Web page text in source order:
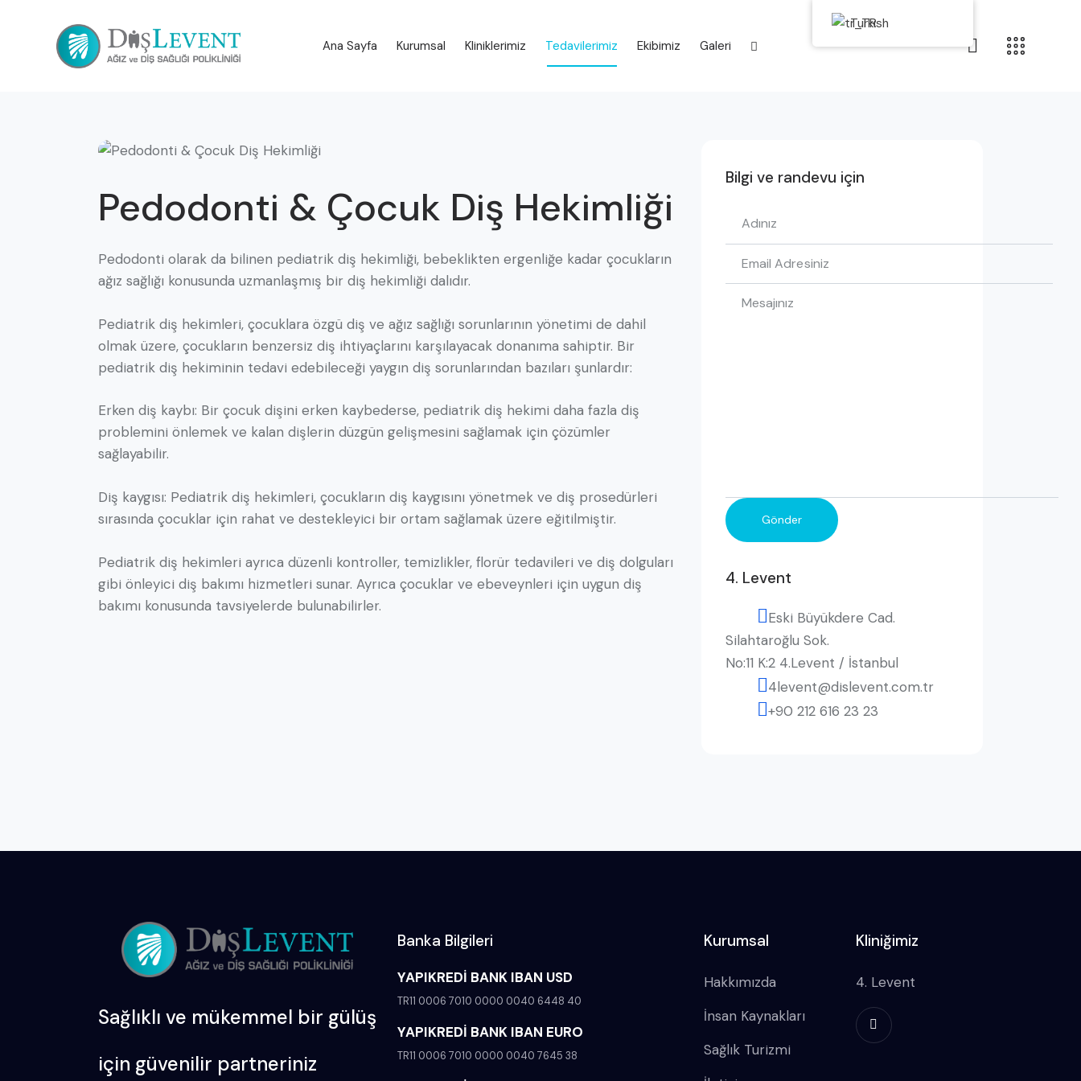
Ana Sayfa Kurumsal Kliniklerimiz Tedavilerimiz Ekibimiz Galeri
Pedodonti & Çocuk Diş Hekimliği
Pedodonti olarak da bilinen pediatrik diş hekimliği, bebeklikten ergenliğe kadar çocukların
ağız sağlığı konusunda uzmanlaşmış bir diş hekimliği dalıdır.
Pediatrik diş hekimleri, çocuklara özgü diş ve ağız sağlığı sorunlarının yönetimi de dahil
olmak üzere, çocukların benzersiz diş ihtiyaçlarını karşılayacak donanıma sahiptir. Bir
pediatrik diş hekiminin tedavi edebileceği yaygın diş sorunlarından bazıları şunlardır:
Erken diş kaybı: Bir çocuk dişini erken kaybederse, pediatrik diş hekimi daha fazla diş
problemini önlemek ve kalan dişlerin düzgün gelişmesini sağlamak için çözümler
sağlayabilir.
Diş kaygısı: Pediatrik diş hekimleri, çocukların diş kaygısını yönetmek ve diş prosedürleri
sırasında çocuklar için rahat ve destekleyici bir ortam sağlamak üzere eğitilmiştir.
Pediatrik diş hekimleri ayrıca düzenli kontroller, temizlikler, florür tedavileri ve diş dolguları
gibi önleyici diş bakımı hizmetleri sunar. Ayrıca çocuklar ve ebeveynleri için uygun diş
bakımı konusunda tavsiyelerde bulunabilirler.
Bilgi ve randevu için
4. Levent
Eski Büyükdere Cad.
Silahtaroğlu Sok.
No:11 K:2 4.Levent / İstanbul
4levent@dislevent.com.tr
+90 212 616 23 23
Sağlıklı ve mükemmel bir gülüş
için güvenilir partneriniz
Banka Bilgileri
YAPIKREDİ BANK IBAN USD
TR11 0006 7010 0000 0040 6448 40
YAPIKREDİ BANK IBAN EURO
TR11 0006 7010 0000 0040 7645 38
Kurumsal
Hakkımızda
İnsan Kaynakları
Sağlık Turizmi
Kliniğimiz
4. Levent
Turkish